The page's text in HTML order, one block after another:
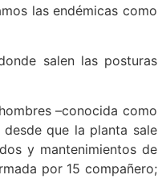
las endémicas como
salen las posturas
–conocida como
que la planta sale
y mantenimientos de
por 15 compañero;